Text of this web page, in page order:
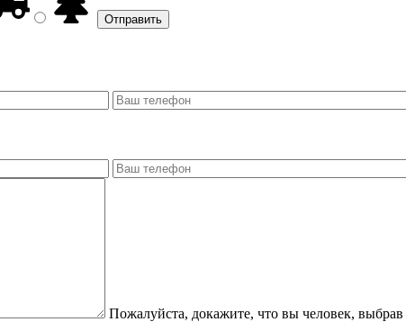
Пожалуйста, докажите, что вы человек, выбрав